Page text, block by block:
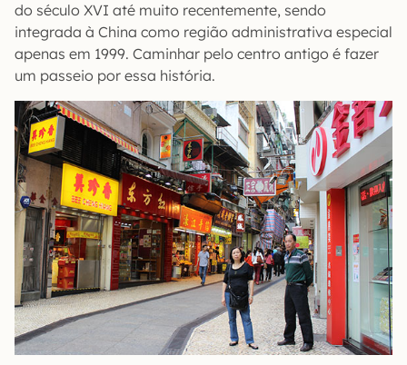
do século XVI até muito recentemente, sendo
integrada à China como região administrativa especial
apenas em 1999. Caminhar pelo centro antigo é fazer
um passeio por essa história.